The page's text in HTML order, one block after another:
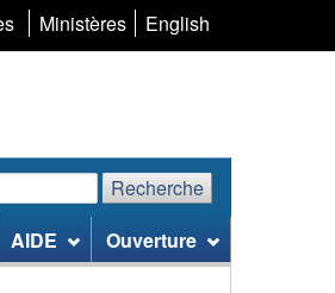
Ministères Sélection
langue
English
Recherche
AIDE Ouverture